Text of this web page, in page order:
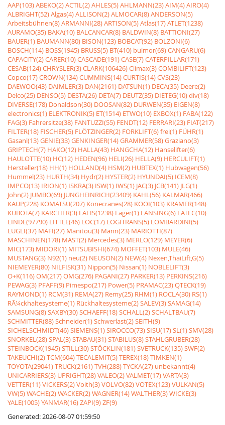
AAP(103)ABEKO(2)ACTIL(2)AHLES(5)AHLMANN(23)AIM(4)AIRO(4)
ALBRIGHT(52)Algas(4)ALLISON(2)ALMOCAR(8)ANDERSON(5)
Arbeitsbühnen(8)ARMANNI(28)ARTISON(5)Atlas(17)ATLET(1238)
AURAMO(35) BAKA(10) BALCANCAR(8) BALDWIN(8) BATTIONI(27)
BAUER(1) BAUMANN(80) BISON(123) BOBCAT(92) BOLZONI(6)
BOSCH(114) BOSS(1945) BRUSS(5) BT(410) bulmor(69)CANGARU(6)
CAPACITY(2)CARER(10)CASCADE(191)CASE(7)CATERPILLAR(171)
CESAB(124)CHRYSLER(3)CLARK(106426)Climax(3)COMBILIFT(123)
Copco(17)CROWN(134)CUMMINS(14)CURTIS(14)CVS(23)
DAEWOO(43) DAIMLER(3) DAN(2161) DATSUN(1) DECA(35) Deere(2)
Delco(25) DENSO(5) DESTA(26) DETA(7) DEUTZ(35) DIETEG(10)div(18)
DIVERSE(178) Donaldson(30) DOOSAN(82) DURWEN(35) EIGEN(8)
electronics(1) ELEKTRONIK(5) ET(1514) ETWO(10) EXBOX(1) FABA(122)
FAG(3) Fahrersitze(38) FANTUZZI(55) FENDT(12) FERRARI(23) FIAT(217)
FILTER(18) FISCHER(5) FLÖTZINGER(2) FORKLIFT(6)frei(1) FÜHR(1)
Gasanl(13)GENIE(33)GENKINGER(14)GRAMMER(58)Graziano(3)
GRIPTECH(7) HAKO(12) HALLA(43) HANGCHA(12) Hanselifter(6)
HAULOTTE(10) HC(12) HEDEN(96) HELI(26) HELLA(9) HERCULIFT(1)
Hersteller(18) HH(1) HOLLAND(4) HSM(2) HUBTEX(1) Hubwagen(56)
Hummel(23) HURTH(34) Hydr(2) HYSTER(2) HYUNDAI(5) ICEM(8)
IMPCO(13) IRION(1) ISKRA(3) ISW(1) IWS(1) JAC(3) JCB(141) JLG(1)
John(2) JUMBO(69) JUNGHEINRICH(23409) KAHL(56) KALMAR(466)
KAUP(228) KOMATSU(207) Konecranes(28) KOOI(103) KRAMER(148)
KUBOTA(7) KÃRCHER(3) LAFIS(1238) Lager(1) LANSING(6) LATEC(10)
LINDE(97790) LITTLE(46) LOC(17) LOGITRANS(5) LOMBARDINI(5)
LUGLI(37) MAFI(27) Manitou(3) Mann(23) MARIOTTI(87)
MASCHINEN(178) MAST(2) Mercedes(3) MERLO(129) MEYER(6)
MIC(173) MIDORI(1) MITSUBISHI(674) MOFFET(103) MULE(46)
MUSTANG(3) N92(1) neu(2) NEUSON(2) NEW(4) Nexen,ThaiLift,G(5)
NIEMEYER(80) NILFISK(31) Nippon(5) Nissan(1) NOBLELIFT(3)
O+K(116)OM(217)OMG(276) PAGANI(27) PARKER(13) PERKINS(216)
PEWAG(3) PFAFF(9) Pimespo(217) Power(5) PRAMAC(23)QTECK(19)
RAYMOND(1) RCM(31) REMA(27) Remy(25) RHM(1) ROCLA(30) RS(1)
RÃ¼ckhaltesysteme(1) Rückhaltesysteme(2)SALEV(3)SAMAG(14)
SAMSUNG(8)SAXBY(30)SCHAEFF(18)SCHALL(2)SCHALTBAU(7)
SCHMITTER(88)Schneider(1)Schwerlast(2)SEITH(9)
SICHELSCHMIDT(46)SIEMENS(1)SIROCCO(73)SISU(17)SL(1)SMV(28)
SNORKEL(28)SPAL(3)STABAU(31)STABILUS(8)STAHLGRUBER(28)
STEINBOCK(1945)STILL(30)STÖCKLIN(181)SVETRUCK(135)SWF(2)
TAKEUCHI(2)TCM(604)TECALEMIT(5)TEREX(18)TIMKEN(1)
TOYOTA(29041)TRUCK(2161)TVH(288)TYCKA(27) unbekannt(4)
UNICARRIERS(3) UPRIGHT(28)VALEO(2)VALMET(17)VARTA(3)
VETTER(11)VICKERS(2)Voith(3)VOLVO(82)VOTEX(123)VULKAN(5)
VW(5)WACHE(2)WACKER(2)WAGNER(14)WALTHER(3)WICKE(3)
YALE(1005)YANMAR(16)ZAPI(9)ZF(9)
Generated: 2026-08-07 01:59:50